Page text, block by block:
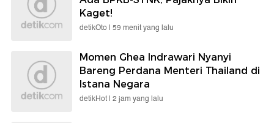
Kaget!
detikOto | 59 menit yang lalu
Momen Ghea Indrawari Nyanyi
Bareng Perdana Menteri Thailand di
Istana Negara
detikHot | 2 jam yang lalu